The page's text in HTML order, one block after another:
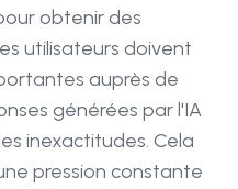
obtenir des
utilisateurs doivent
auprès de
générées par l'IA
inexactitudes. Cela
pression constante